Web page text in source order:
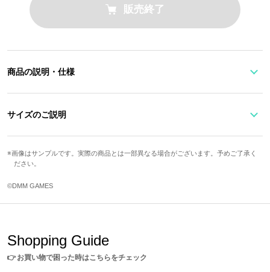
販売終了
商品の説明・仕様
スマートフォンケース。
す。
内側にはマントの裏地の柄がデザインされています。
に写り込む可能性があります。
撮影することをおすすめします。
素材／ 本体・内装：ポリウレタン 付属：鉄、亜鉛合金 チャーム：錫合金、
真鍮、洋白、スワロフスキーR・クリスタル
サイズのご説明
14.5cm
サイズガイドページはこちら
画像はサンプルです。実際の商品とは一部異なる場合がございます。予めご了承く
ださい。
©DMM GAMES
Shopping Guide
👉お買い物で困った時はこちらをチェック